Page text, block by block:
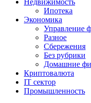
Недвижимость
Ипотека
Экономика
Управление
Разное
Сбережения
Без рубрики
Домашние
Криптовалюта
IT сектор
Промышленность